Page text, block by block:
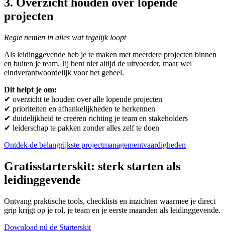
projecten
Regie nemen in alles wat tegelijk loopt
Als leidinggevende heb je te maken met meerdere projecten binnen
en buiten je team. Jij bent niet altijd de uitvoerder, maar wel
eindverantwoordelijk voor het geheel.
Dit helpt je om:
✔ overzicht te houden over alle lopende projecten
✔ prioriteiten en afhankelijkheden te herkennen
✔ duidelijkheid te creëren richting je team en stakeholders
✔ leiderschap te pakken zonder alles zelf te doen
Ontdek de belangrijkste projectmanagementvaardigheden
Gratisstarterskit: sterk starten als
leidinggevende
Ontvang praktische tools, checklists en inzichten waarmee je direct
grip krijgt op je rol, je team en je eerste maanden als leidinggevende.
Download nú de Starterskit